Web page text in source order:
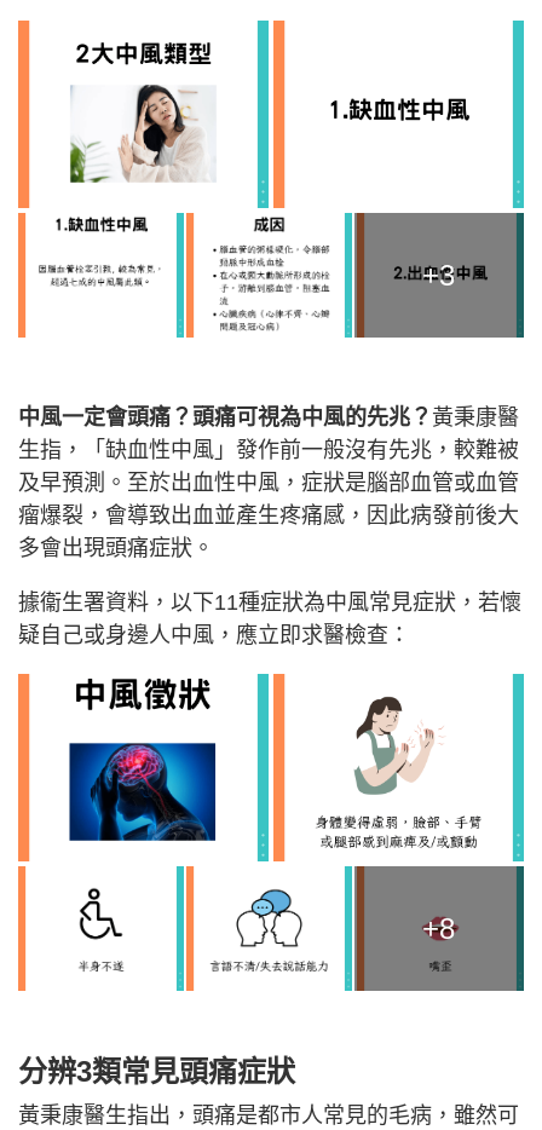
+3
中風一定會頭痛？頭痛可視為中風的先兆？ 黃秉康醫
生指，「缺血性中風」發作前一般沒有先兆，較難被
及早預測。至於出血性中風，症狀是腦部血管或血管
瘤爆裂，會導致出血並產生疼痛感，因此病發前後大
多會出現頭痛症狀。
據衞生署資料，以下11種症狀為中風常見症狀，若懷
疑自己或身邊人中風，應立即求醫檢查：
+8
分辨3類常見頭痛症狀
黃秉康醫生指出，頭痛是都市人常見的毛病，雖然可